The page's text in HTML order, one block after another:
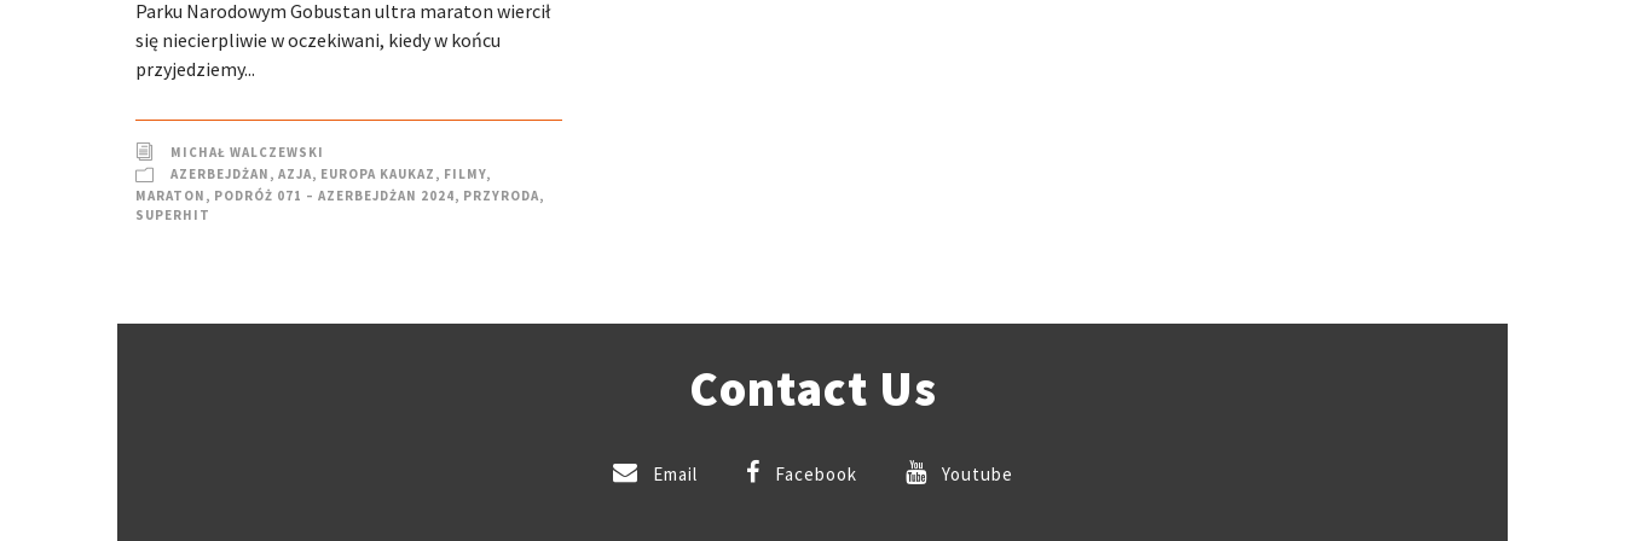
Parku Narodowym Gobustan ultra maraton wiercił
się niecierpliwie w oczekiwani, kiedy w końcu
przyjedziemy...
MICHAŁ WALCZEWSKI
AZERBEJDŻAN , AZJA, EUROPA KAUKAZ , FILMY,
MARATON , PODRÓŻ 071 – AZERBEJDŻAN 2024, PRZYRODA,
SUPERHIT
Contact Us
Email Facebook Youtube